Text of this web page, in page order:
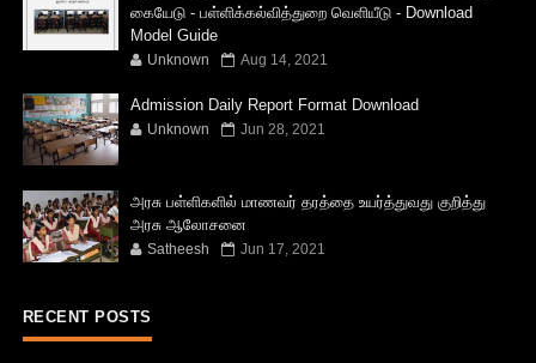
கையேடு - பள்ளிக்கல்வித்துறை வெளியீடு - Download
Model Guide
Unknown Aug 14, 2021
Admission Daily Report Format Download
Unknown Jun 28, 2021
அரசு பள்ளிகளில் மாணவர் தரத்தை உயர்த்துவது குறித்து
அரசு ஆலோசனை
Satheesh Jun 17, 2021
RECENT POSTS